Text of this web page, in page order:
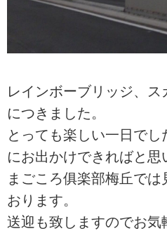
レインボーブリッジ、
につきました。
とっても楽しい一日で
にお出かけできればと思
まごころ俱楽部梅丘で
おります。
送迎も致しますのでお